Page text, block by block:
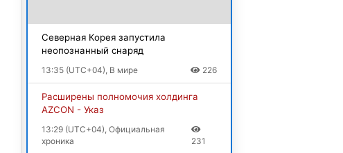
Северная Корея запустила
неопознанный снаряд
13:35 (UTC+04), В мире 226
Расширены полномочия холдинга
AZCON - Указ
13:29 (UTC+04), Официальная
хроника
231